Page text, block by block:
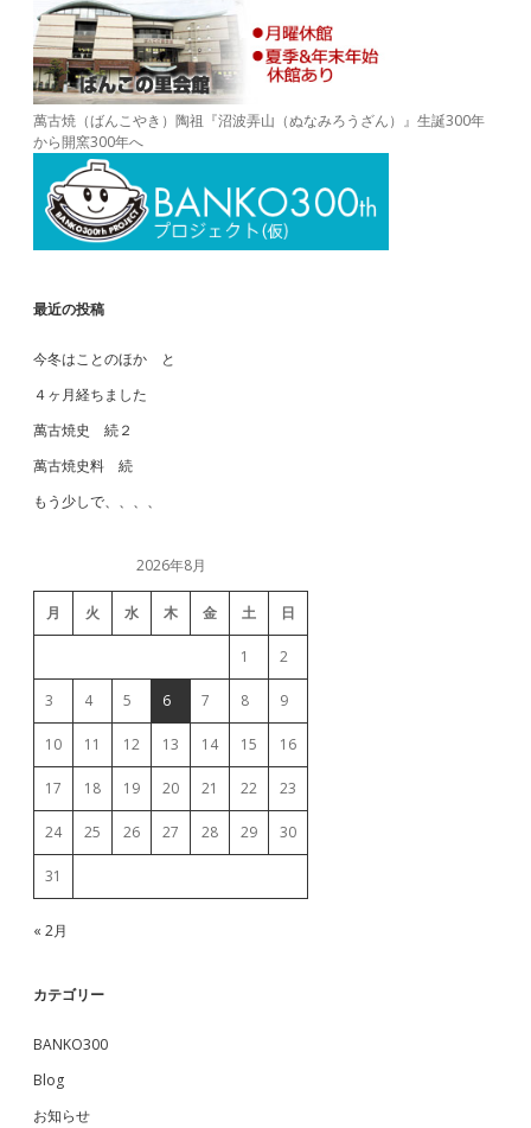
萬古焼（ばんこやき）陶祖『沼波弄山（ぬなみろうざん）』生誕300年
から開窯300年へ
最近の投稿
今冬はことのほか と
４ヶ月経ちました
萬古焼史 続２
萬古焼史料 続
もう少しで、、、、
2026年8月
月 火 水 木 金 土 日
1 2
3 4 5 6 7 8 9
10 11 12 13 14 15 16
17 18 19 20 21 22 23
24 25 26 27 28 29 30
31
« 2月
カテゴリー
BANKO300
Blog
お知らせ